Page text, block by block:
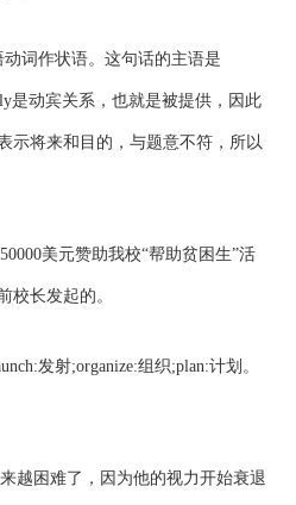
词作状语。这句话的主语是
是动宾关系，也就是被提供，因此
示将来和目的，与题意不符，所以
美元赞助我校“帮助贫困生”活
校长发起的。
发射;organize:组织;plan:计划。
困难了，因为他的视力开始衰退